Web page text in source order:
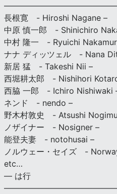
長根寛 - Hiroshi Nagane –
中原 慎一郎 - Shinichiro
中村 隆一 - Ryuichi
ナナ ディッツェル - Nana
新居 猛 - Takeshi Nii –
西堀耕太郎 - Nishihori
西脇 一郎 - Ichiro Nishiwaki
ネンド - nendo –
野木村敦史 - Atsushi
ノザイナー - Nosigner –
能登夫妻 - notohusai –
ノルウェー・セイズ -
etc…
— は行